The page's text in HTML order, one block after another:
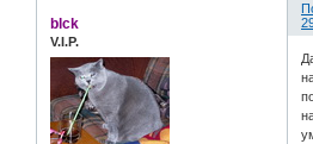
blck
V.I.P.